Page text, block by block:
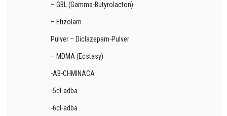
– GBL (Gamma-Butyrolacton)
– Etizolam
Pulver – Diclazepam-Pulver
– MDMA (Ecstasy)
-AB-CHMINACA
-5cl-adba
-6cl-adba